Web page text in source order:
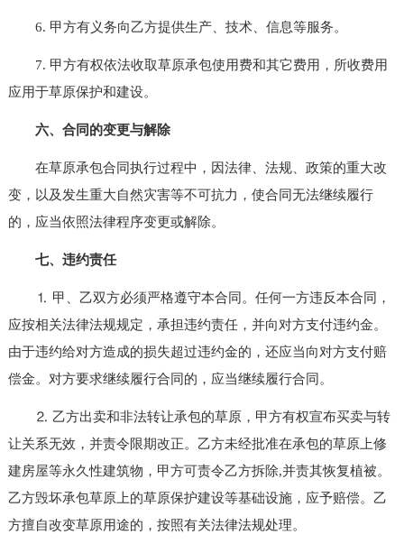
6. 甲方有义务向乙方提供生产、技术、信息等服务。
7. 甲方有权依法收取草原承包使用费和其它费用，所收费用
应用于草原保护和建设。
六、合同的变更与解除
在草原承包合同执行过程中，因法律、法规、政策的重大改
变，以及发生重大自然灾害等不可抗力，使合同无法继续履行
的，应当依照法律程序变更或解除。
七、违约责任
⒈ 甲、乙双方必须严格遵守本合同。任何一方违反本合同，
应按相关法律法规规定，承担违约责任，并向对方支付违约金。
由于违约给对方造成的损失超过违约金的，还应当向对方支付赔
偿金。对方要求继续履行合同的，应当继续履行合同。
⒉ 乙方出卖和非法转让承包的草原，甲方有权宣布买卖与转
让关系无效，并责令限期改正。乙方未经批准在承包的草原上修
建房屋等永久性建筑物，甲方可责令乙方拆除,并责其恢复植被。
乙方毁坏承包草原上的草原保护建设等基础设施，应予赔偿。乙
方擅自改变草原用途的，按照有关法律法规处理。